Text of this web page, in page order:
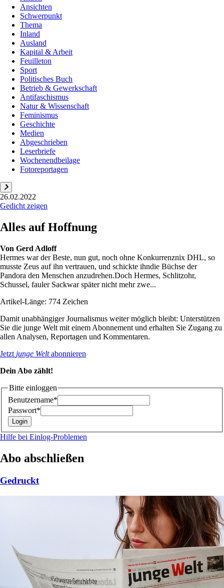
Ansichten
Schwerpunkt
Thema
Inland
Ausland
Kapital & Arbeit
Feuilleton
Sport
Politisches Buch
Betrieb & Gewerkschaft
Antifaschismus
Natur & Wissenschaft
Feminismus
Geschichte
Medien
Abgeschrieben
Leserbriefe
Wochenendbeilage
Fotoreportagen
26.02.2022
Gedicht zeigen
Alles auf Hoffnung
Von Gerd Adloff
Hermes war der Beste, nun gut, noch ohne Konkurrenznix DHL, so
musste Zeus auf ihn vertrauen, und schickte ihndie Büchse der
Pandora den Menschen anzudrehen.Doch Hermes, Schlitzohr,
Schussel, fauler Sackwar später nicht mehr zwe...
Artikel-Länge: 774 Zeichen
Damit unabhängiger Journalismus weiter möglich bleibt: Unterstützen
Sie die junge Welt mit einem Abonnement und erhalten Sie Zugang zu
allen Analysen, Reportagen und Kommentaren.
Jetzt junge Weltabonnieren
Dein Abo zählt!
Bitte einloggen
Benutzername*
Passwort*
Hilfe bei Einlog-Problemen
Abo abschließen
Gedruckt